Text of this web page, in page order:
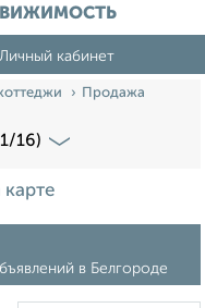
Личный кабинет
Продажа
16)
карте
в Белгороде